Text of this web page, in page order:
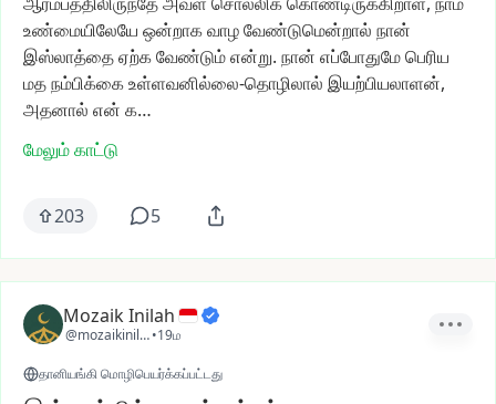
உண்மையிலேயே ஒன்றாகவாழவேண்டுமென்றால் நான்
இஸ்லாத்தைஏற்கவேண்டும்என்று. நான் எப்போதுமேபெரிய
மதநம்பிக்கைஉள்ளவனில்லை-தொழிலால் இயற்பியலாளன்,
அதனால் என் க…
மேலும் காட்டு
203 5
Mozaik Inilah
@mozaikinilah•19ம
தானியங்கி மொழிபெயர்க்கப்பட்டது